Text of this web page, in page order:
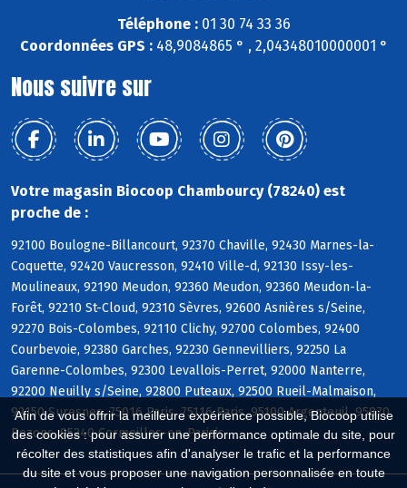
Afin de vous offrir la meilleure expérience possible, Biocoop utilise
des cookies : pour assurer une performance optimale du site, pour
récolter des statistiques afin d'analyser le trafic et la performance
du site et vous proposer une navigation personnalisée en toute
Téléphone :01 30 74 33 36
Coordonnées GPS :48,9084865 ° , 2,04348010000001 °
Nous suivre sur
Votre magasin Biocoop Chambourcy (78240) est
proche de :
92100 Boulogne-Billancourt, 92370 Chaville, 92430 Marnes-la-
Coquette, 92420 Vaucresson, 92410 Ville-d, 92130 Issy-les-
Moulineaux, 92190 Meudon, 92360 Meudon, 92360 Meudon-la-
Forêt, 92210 St-Cloud, 92310 Sèvres, 92600 Asnières s/Seine,
92270 Bois-Colombes, 92110 Clichy, 92700 Colombes, 92400
Courbevoie, 92380 Garches, 92230 Gennevilliers, 92250 La
Garenne-Colombes, 92300 Levallois-Perret, 92000 Nanterre,
92200 Neuilly s/Seine, 92800 Puteaux, 92500 Rueil-Malmaison,
92150 Suresnes, 75016 Paris, 75116 Paris, 95100 Argenteuil, 95870
Bezons, 95240 Cormeilles-en-Parisis